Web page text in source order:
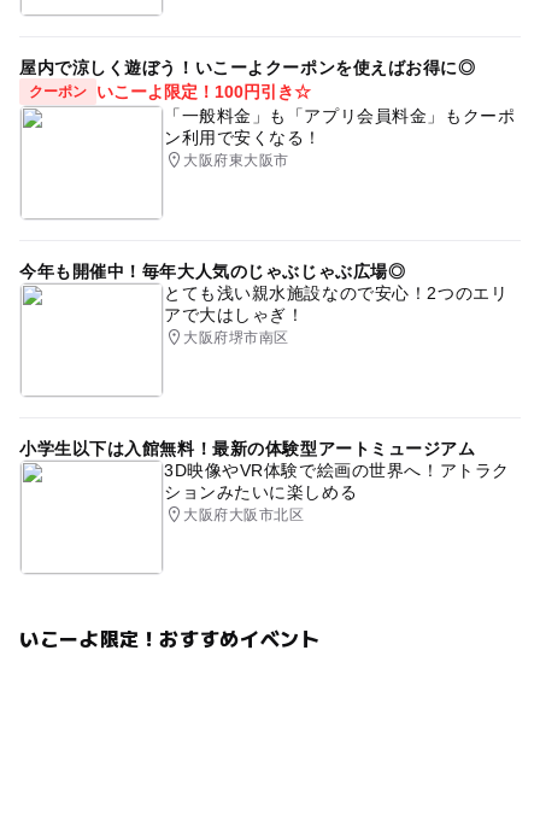
屋内で涼しく遊ぼう！いこーよクーポンを使えばお得に◎
クーポン
いこーよ限定！100円引き☆
「一般料金」も「アプリ会員料金」もクーポ
ン利用で安くなる！
大阪府東大阪市
今年も開催中！毎年大人気のじゃぶじゃぶ広場◎
とても浅い親水施設なので安心！2つのエリ
アで大はしゃぎ！
大阪府堺市南区
小学生以下は入館無料！最新の体験型アートミュージアム
3D映像やVR体験で絵画の世界へ！アトラク
ションみたいに楽しめる
大阪府大阪市北区
いこーよ限定！おすすめイベント